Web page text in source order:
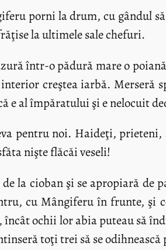
porni la drum, cu gândul
la ultimele sale chefuri.
într-o pădură mare o
creştea iarbă.
e al împăratului şi e nelocuit
pentru noi. Haideţi, prieteni,
nişte flăcăi veseli!
la cioban şi se apropiară
cu Mângiferu în frunte, şi
ochii lor abia puteau să
toţi trei să se odihnească